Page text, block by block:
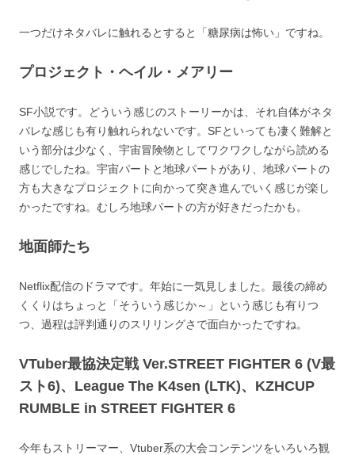
一つだけネタバレに触れるとすると「糖尿病は怖い」ですね。
プロジェクト・ヘイル・メアリー
SF小説です。どういう感じのストーリーかは、それ自体がネタ
バレな感じも有り触れられないです。SFといっても凄く難解と
いう部分は少なく、宇宙冒険物としてワクワクしながら読める
感じでしたね。宇宙パートと地球パートがあり、地球パートの
方も大きなプロジェクトに向かって突き進んでいく感じが楽し
かったですね。むしろ地球パートの方が好きだったかも。
地面師たち
Netflix配信のドラマです。年始に一気見しました。最後の締め
くくりはちょっと「そういう感じか～」という感じも有りつ
つ、過程は評判通りのスリリングさで面白かったですね。
VTuber最協決定戦 Ver.STREET FIGHTER 6 (V最
スト6)、League The K4sen (LTK)、KZHCUP
RUMBLE in STREET FIGHTER 6
今年もストリーマー、Vtuber系の大会コンテンツをいろいろ観